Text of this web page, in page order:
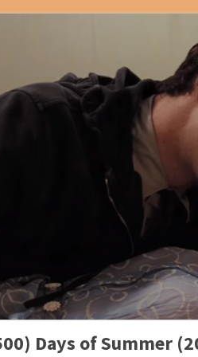
Days of Summer